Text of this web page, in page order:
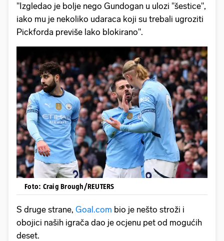
"Izgledao je bolje nego Gundogan u ulozi "šestice",
iako mu je nekoliko udaraca koji su trebali ugroziti
Pickforda previše lako blokirano".
Foto: Craig Brough/REUTERS
S druge strane, Goal.com bio je nešto stroži i
obojici naših igrača dao je ocjenu pet od mogućih
deset.